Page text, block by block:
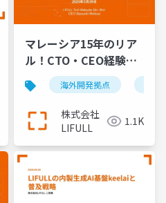
データ基盤 エンジニア
マレーシア15年のリア
ル！CTO・CEO経験か
ら語る海外キャリアの
光と闇
海外開発拠点
株式会社
LIFULL
1.1K